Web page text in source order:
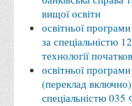
Обліку та
Фінансів
Іноземної
Відділи
Реклами та зв'язків
вищої освіти
освітньої
за спеціальністю
технології
освітньої
(переклад
спеціальністю 035